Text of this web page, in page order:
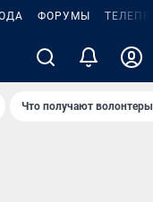
ФОРУМЫ
Что получают